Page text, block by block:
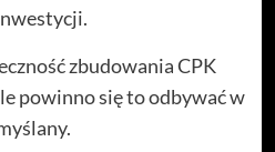
zbudowania CPK
powinno się to odbywać w